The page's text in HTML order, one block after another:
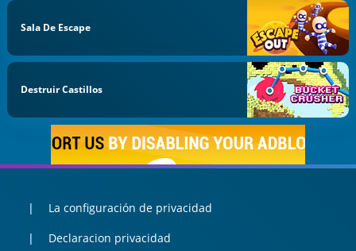
Sala De Escape
Destruir Castillos
La configuración de privacidad
Declaracion privacidad